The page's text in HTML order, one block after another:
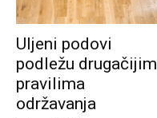
Uljeni podovi
podležu drugačijim
pravilima
održavanja